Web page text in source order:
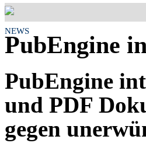
NEWS
PubEngine
PubEngine
und PDF
gegen